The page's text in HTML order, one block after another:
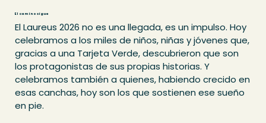
El camino sigue
El Laureus 2026 no es una llegada, es un impulso. Hoy
celebramos a los miles de niños, niñas y jóvenes que,
gracias a una Tarjeta Verde, descubrieron que son
los protagonistas de sus propias historias. Y
celebramos también a quienes, habiendo crecido en
esas canchas, hoy son los que sostienen ese sueño
en pie.